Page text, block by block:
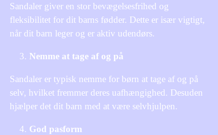
Sandaler giver en stor bevægelsesfrihed og
fleksibilitet for dit barns fødder. Dette er især vigtigt,
når dit barn leger og er aktiv udendørs.
Nemme at tage af og på
Sandaler er typisk nemme for børn at tage af og på
selv, hvilket fremmer deres uafhængighed. Desuden
hjælper det dit barn med at være selvhjulpen.
God pasform